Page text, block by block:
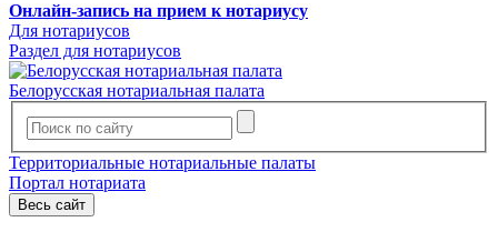
Онлайн-запись на прием к нотариусу
Для нотариусов
Раздел для нотариусов
Белорусская нотариальная палата
Территориальные нотариальные палаты
Портал нотариата
Весь сайт